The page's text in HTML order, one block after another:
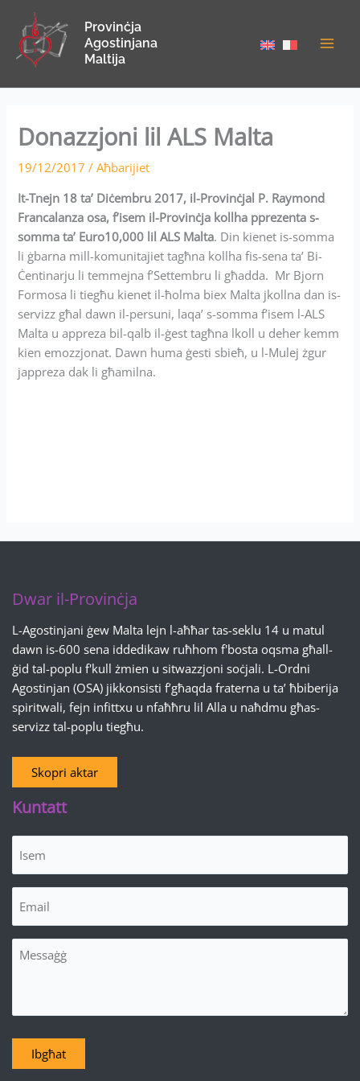
content
Provinċja
Agostinjana
Maltija
Donazzjoni lil ALS Malta
19/12/2017/Aħbarijiet
It-Tnejn 18 ta’ Diċembru 2017, il-Provinċjal P. Raymond
Francalanza osa, f’isem il-Provinċja kollha pprezenta s-
somma ta’ Euro10,000 lil ALS Malta. Din kienet is-somma
li ġbarna mill-komunitajiet tagħna kollha fis-sena ta’ Bi-
Ċentinarju li temmejna f’Settembru li għadda. Mr Bjorn
Formosa li tiegħu kienet il-ħolma biex Malta jkollna dan is-
servizz għal dawn il-persuni, laqa’ s-somma f’isem l-ALS
Malta u appreza bil-qalb il-ġest tagħna lkoll u deher kemm
kien emozzjonat. Dawn huma ġesti sbieħ, u l-Mulej żgur
jappreza dak li għamilna.
Dwar il-Provinċja
L-Agostinjani ġew Malta lejn l-aħħar tas-seklu 14 u matul
dawn is-600 sena iddedikaw ruħhom f'bosta oqsma għall-
ġid tal-poplu f'kull żmien u sitwazzjoni soċjali. L-Ordni
Agostinjan (OSA) jikkonsisti f’għaqda fraterna u ta’ ħbiberija
spiritwali, fejn infittxu u nfaħħru lil Alla u naħdmu għas-
servizz tal-poplu tiegħu.
Skopri aktar
Kuntatt
Messaġġ
Ibgħat